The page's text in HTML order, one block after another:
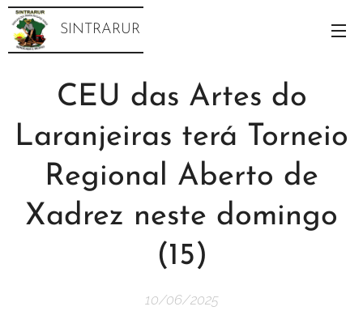
SINTRARUR
CEU das Artes do
Laranjeiras terá Torneio
Regional Aberto de
Xadrez neste domingo
(15)
10/06/2025